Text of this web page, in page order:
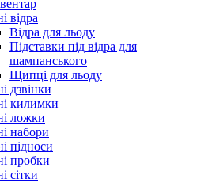
відра
Відра для льоду
Підставки під відра для
шампанського
Щипці для льоду
дзвінки
килимки
ложки
набори
підноси
пробки
сітки